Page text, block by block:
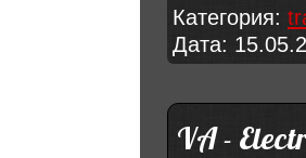
Категория:
Дата:
VA -